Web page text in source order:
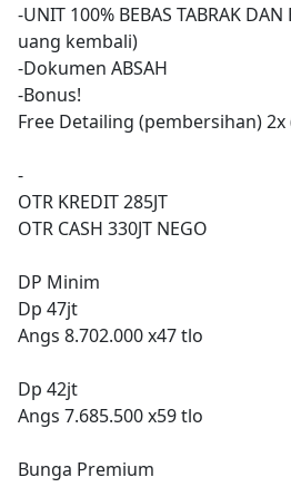
-UNIT 100% BEBAS TABRAK
uang kembali)
-Dokumen ABSAH
-Bonus!
Free Detailing (pembersihan)
-
OTR KREDIT 285JT
OTR CASH 330JT NEGO
DP Minim
Dp 47jt
Angs 8.702.000 x47 tlo
Dp 42jt
Angs 7.685.500 x59 tlo
Bunga Premium